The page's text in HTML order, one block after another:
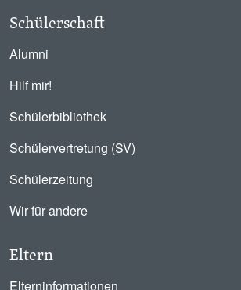
Schülerschaft
Alumni
Hilf mir!
Schülerbibliothek
Schülervertretung (SV)
Schülerzeitung
Wir für andere
Eltern
Elterninformationen